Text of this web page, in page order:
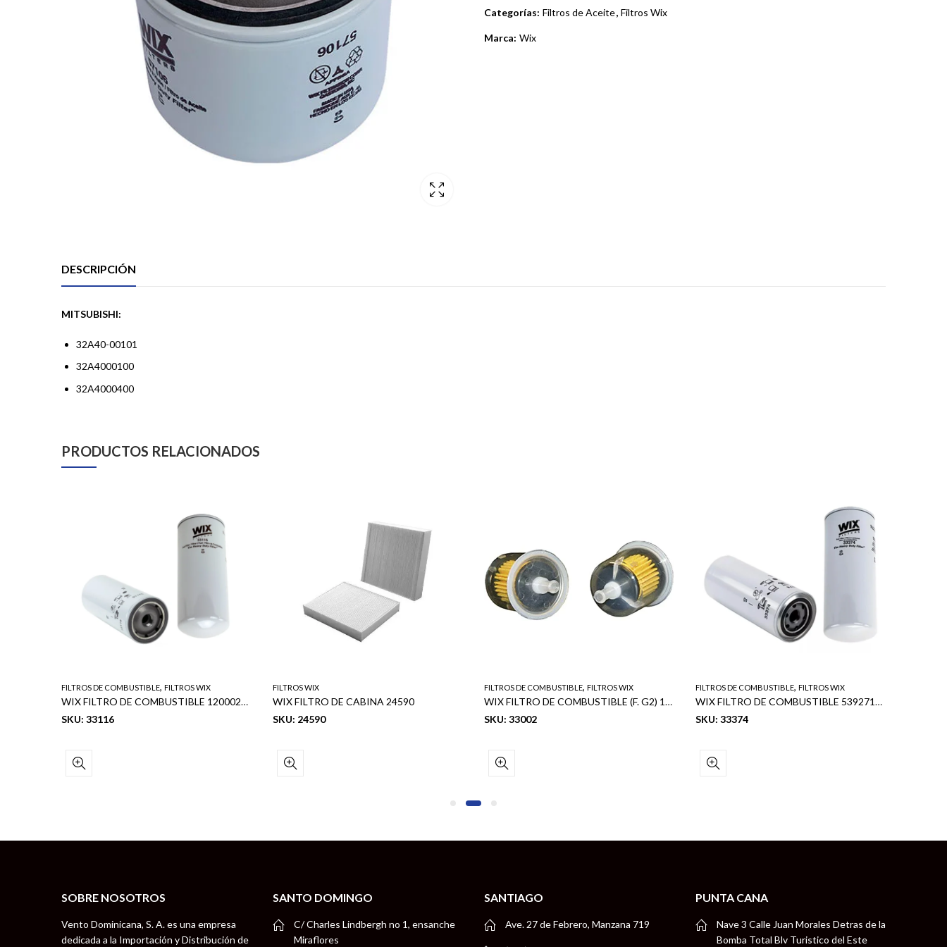
Categorías: Filtros de Aceite, Filtros Wix
Marca: Wix
DESCRIPCIÓN
MITSUBISHI:
32A40-00101
32A4000100
32A4000400
PRODUCTOS RELACIONADOS
FILTROS DE COMBUSTIBLE, FILTROS WIX
WIX FILTRO DE COMBUSTIBLE 12000206-8, 12000206
SKU: 33116
FILTROS WIX
WIX FILTRO DE CABINA 24590
SKU: 24590
FILTROS DE COMBUSTIBLE, FILTROS WIX
WIX FILTRO DE COMBUSTIBLE (F. G2) 16400-0W000
SKU: 33002
FILTROS DE COMBUSTIBLE, FILTROS WIX
WIX FILTRO DE COMBUSTIBLE 539271D1
SKU: 33374
SOBRE NOSOTROS
Vento Dominicana, S. A. es una empresa
dedicada a la Importación y Distribución de
SANTO DOMINGO
C/ Charles Lindbergh no 1, ensanche
Miraflores
SANTIAGO
Ave. 27 de Febrero, Manzana 719
PUNTA CANA
Nave 3 Calle Juan Morales Detras de la
Bomba Total Blv Turistico del Este